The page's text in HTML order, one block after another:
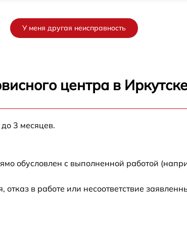
от 60 мин
У меня другая неисправность
центра в
3 месяцев.
обусловлен с выполненной работой
в работе или несоответствие